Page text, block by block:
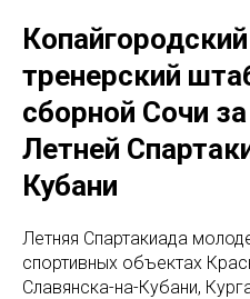
тренерский
сборной Сочи
Летней
Кубани
Летняя Спартакиада
спортивных объектах
Славянска-на-Кубани,